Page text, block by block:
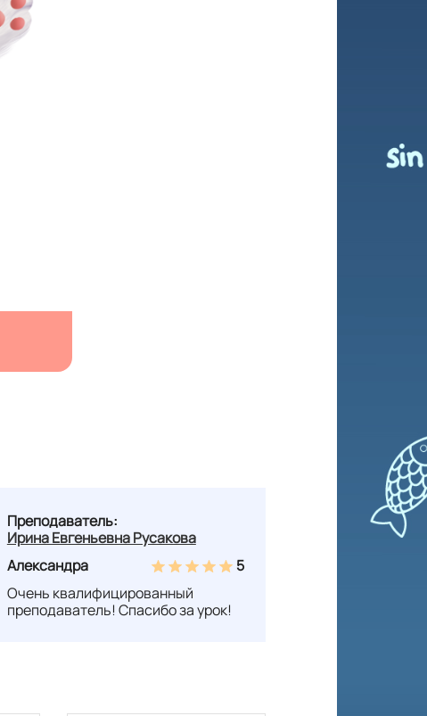
Преподаватель:
Ирина Евгеньевна Русакова
Александра
5
Очень квалифицированный
преподаватель! Спасибо за урок!